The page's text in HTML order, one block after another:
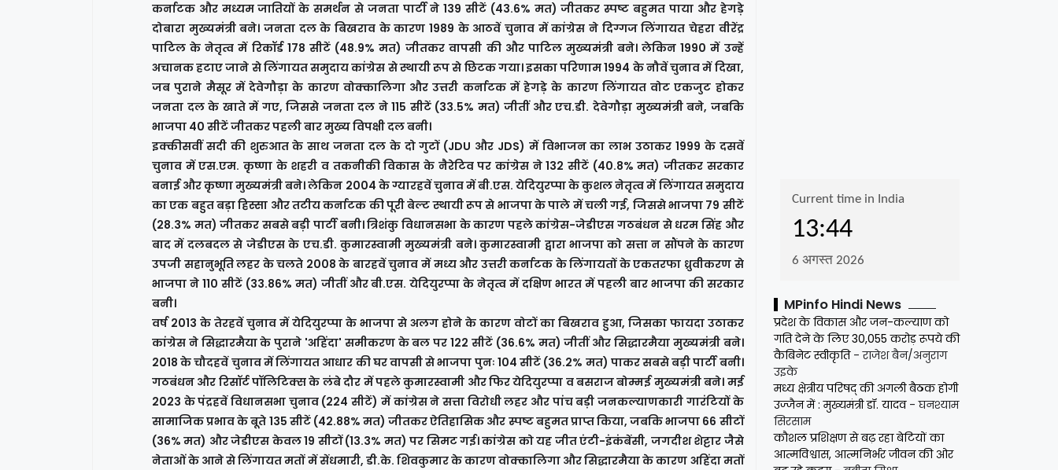
कर्नाटक और मध्यम जातियों के समर्थन से जनता पार्टी ने 139 सीटें (43.6% मत) जीतकर स्पष्ट बहुमत पाया और हेगड़े
दोबारा मुख्यमंत्री बने। जनता दल के बिखराव के कारण 1989 के आठवें चुनाव में कांग्रेस ने दिग्गज लिंगायत चेहरा वीरेंद्र
पाटिल के नेतृत्व में रिकॉर्ड 178 सीटें (48.9% मत) जीतकर वापसी की और पाटिल मुख्यमंत्री बने। लेकिन 1990 में उन्हें
अचानक हटाए जाने से लिंगायत समुदाय कांग्रेस से स्थायी रूप से छिटक गया। इसका परिणाम 1994 के नौवें चुनाव में दिखा,
जब पुराने मैसूर में देवेगौड़ा के कारण वोक्कालिगा और उत्तरी कर्नाटक में हेगड़े के कारण लिंगायत वोट एकजुट होकर
जनता दल के खाते में गए, जिससे जनता दल ने 115 सीटें (33.5% मत) जीतीं और एच.डी. देवेगौड़ा मुख्यमंत्री बने, जबकि
भाजपा 40 सीटें जीतकर पहली बार मुख्य विपक्षी दल बनी।
इक्कीसवीं सदी की शुरुआत के साथ जनता दल के दो गुटों (JDU और JDS) में विभाजन का लाभ उठाकर 1999 के दसवें
चुनाव में एस.एम. कृष्णा के शहरी व तकनीकी विकास के नैरेटिव पर कांग्रेस ने 132 सीटें (40.8% मत) जीतकर सरकार
बनाई और कृष्णा मुख्यमंत्री बने। लेकिन 2004 के ग्यारहवें चुनाव में बी.एस. येदियुरप्पा के कुशल नेतृत्व में लिंगायत समुदाय
का एक बहुत बड़ा हिस्सा और तटीय कर्नाटक की पूरी बेल्ट स्थायी रूप से भाजपा के पाले में चली गई, जिससे भाजपा 79 सीटें
(28.3% मत) जीतकर सबसे बड़ी पार्टी बनी। त्रिशंकु विधानसभा के कारण पहले कांग्रेस-जेडीएस गठबंधन से धरम सिंह और
बाद में दलबदल से जेडीएस के एच.डी. कुमारस्वामी मुख्यमंत्री बने। कुमारस्वामी द्वारा भाजपा को सत्ता न सौंपने के कारण
उपजी सहानुभूति लहर के चलते 2008 के बारहवें चुनाव में मध्य और उत्तरी कर्नाटक के लिंगायतों के एकतरफा ध्रुवीकरण से
भाजपा ने 110 सीटें (33.86% मत) जीतीं और बी.एस. येदियुरप्पा के नेतृत्व में दक्षिण भारत में पहली बार भाजपा की सरकार
बनी।
वर्ष 2013 के तेरहवें चुनाव में येदियुरप्पा के भाजपा से अलग होने के कारण वोटों का बिखराव हुआ, जिसका फायदा उठाकर
कांग्रेस ने सिद्धारमैया के पुराने 'अहिंदा' समीकरण के बल पर 122 सीटें (36.6% मत) जीतीं और सिद्धारमैया मुख्यमंत्री बने।
2018 के चौदहवें चुनाव में लिंगायत आधार की घर वापसी से भाजपा पुनः 104 सीटें (36.2% मत) पाकर सबसे बड़ी पार्टी बनी।
गठबंधन और रिसॉर्ट पॉलिटिक्स के लंबे दौर में पहले कुमारस्वामी और फिर येदियुरप्पा व बसराज बोम्मई मुख्यमंत्री बने। मई
2023 के पंद्रहवें विधानसभा चुनाव (224 सीटें) में कांग्रेस ने सत्ता विरोधी लहर और पांच बड़ी जनकल्याणकारी गारंटियों के
सामाजिक प्रभाव के बूते 135 सीटें (42.88% मत) जीतकर ऐतिहासिक और स्पष्ट बहुमत प्राप्त किया, जबकि भाजपा 66 सीटों
(36% मत) और जेडीएस केवल 19 सीटों (13.3% मत) पर सिमट गई। कांग्रेस को यह जीत एंटी-इंकंबेंसी, जगदीश शेट्टार जैसे
नेताओं के आने से लिंगायत मतों में सेंधमारी, डी.के. शिवकुमार के कारण वोक्कालिगा और सिद्धारमैया के कारण अहिंदा मतों
MPinfo Hindi News
प्रदेश के विकास और जन-कल्याण को
गति देने के लिए 30,055 करोड़ रूपये की
कैबिनेट स्वीकृति- राजेश बैन/अनुराग
उइके
मध्य क्षेत्रीय परिषद् की अगली बैठक होगी
उज्जैन में : मुख्यमंत्री डॉ. यादव- घनश्याम
सिरसाम
कौशल प्रशिक्षण से बढ़ रहा बेटियों का
आत्मविश्वास, आत्मनिर्भर जीवन की ओर